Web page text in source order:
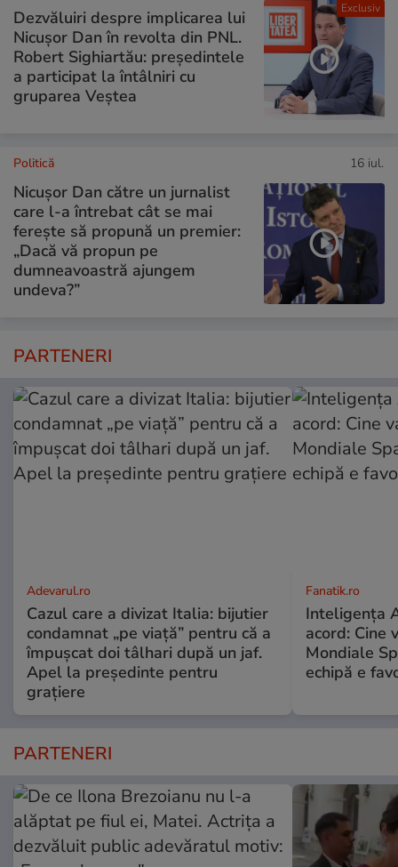
Exclusiv
Dezvăluiri despre implicarea lui
Nicușor Dan în revolta din PNL.
Robert Sighiartău: președintele
a participat la întâlniri cu
gruparea Veștea
Politică 16 iul.
Nicușor Dan către un jurnalist
care l-a întrebat cât se mai
ferește să propună un premier:
„Dacă vă propun pe
dumneavoastră ajungem
undeva?”
PARTENERI
Adevarul.ro
Cazul care a divizat Italia: bijutier
condamnat „pe viață” pentru că a
împușcat doi tâlhari după un jaf.
Apel la președinte pentru
graţiere
Fanatik.ro
Inteligența
acord: Cine
Mondiale
echipă e
PARTENERI